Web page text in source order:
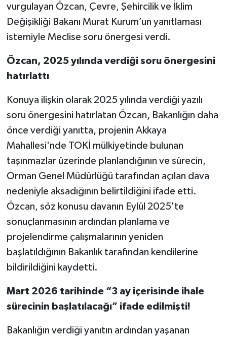
vurgulayan Özcan, Çevre, Şehircilik ve İklim
Değişikliği Bakanı Murat Kurum’un yanıtlaması
istemiyle Meclise soru önergesi verdi.
Özcan, 2025 yılında verdiği soru önergesini
hatırlattı
Konuya ilişkin olarak 2025 yılında verdiği yazılı
soru önergesini hatırlatan Özcan, Bakanlığın daha
önce verdiği yanıtta, projenin Akkaya
Mahallesi'nde TOKİ mülkiyetinde bulunan
taşınmazlar üzerinde planlandığının ve sürecin,
Orman Genel Müdürlüğü tarafından açılan dava
nedeniyle aksadığının belirtildiğini ifade etti.
Özcan, söz konusu davanın Eylül 2025'te
sonuçlanmasının ardından planlama ve
projelendirme çalışmalarının yeniden
başlatıldığının Bakanlık tarafından kendilerine
bildirildiğini kaydetti.
Mart 2026 tarihinde “3 ay içerisinde ihale
sürecinin başlatılacağı” ifade edilmişti!
Bakanlığın verdiği yanıtın ardından yaşanan